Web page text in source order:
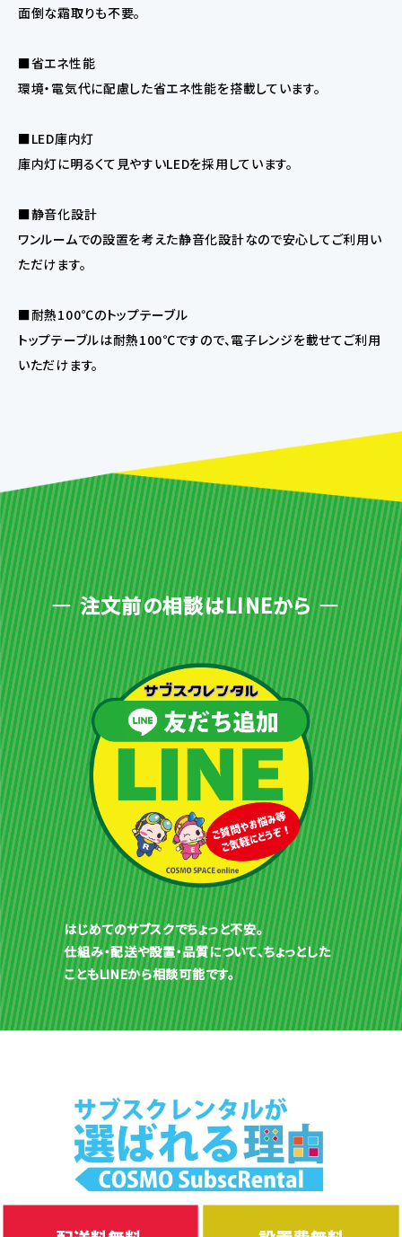
面倒な霜取りも不要。
■省エネ性能
環境・電気代に配慮した省エネ性能を搭載しています。
■LED庫内灯
庫内灯に明るくて見やすいLEDを採用しています。
■静音化設計
ワンルームでの設置を考えた静音化設計なので安心してご利用い
ただけます。
■耐熱100℃のトップテーブル
トップテーブルは耐熱100℃ですので、電子レンジを載せてご利用
いただけます。
注文前の相談はLINEから
はじめてのサブスクでちょっと不安。
仕組み・配送や設置・品質について、ちょっとした
こともLINEから相談可能です。